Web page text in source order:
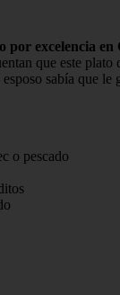
por excelencia en
que este
sabía que le
o pescado